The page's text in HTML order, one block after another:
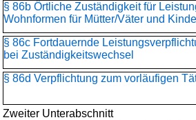
§ 86b Örtliche Zuständigkeit für
Wohnformen für Mütter/Väter und
§ 86c Fortdauernde
bei Zuständigkeitswechsel
§ 86d Verpflichtung zum vorläufigen
Zweiter Unterabschnitt